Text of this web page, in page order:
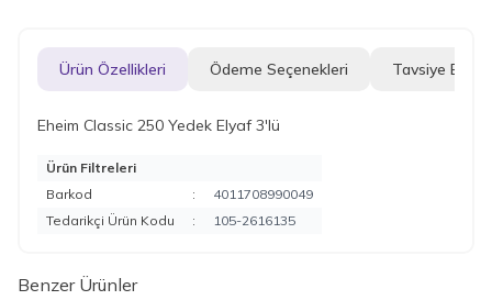
Ürün Özellikleri Ödeme Seçenekleri Tavsiye Et
Eheim Classic 250 Yedek Elyaf 3'lü
Ürün Filtreleri
Barkod
:
4011708990049
Tedarikçi Ürün Kodu
: 105-2616135
Benzer Ürünler